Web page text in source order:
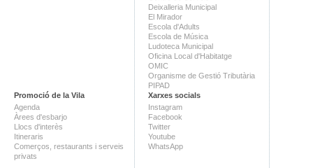
Deixalleria Municipal
El Mirador
Escola d'Adults
Escola de Música
Ludoteca Municipal
Oficina Local d'Habitatge
OMIC
Organisme de Gestió Tributària
PIPAD
Promoció de la Vila
Agenda
Àrees d'esbarjo
Llocs d'interès
Itineraris
Comerços, restaurants i serveis
privats
Xarxes socials
Instagram
Facebook
Twitter
Youtube
WhatsApp